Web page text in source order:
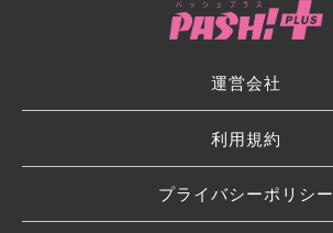
運営会社
利用規約
プライバシーポリシー